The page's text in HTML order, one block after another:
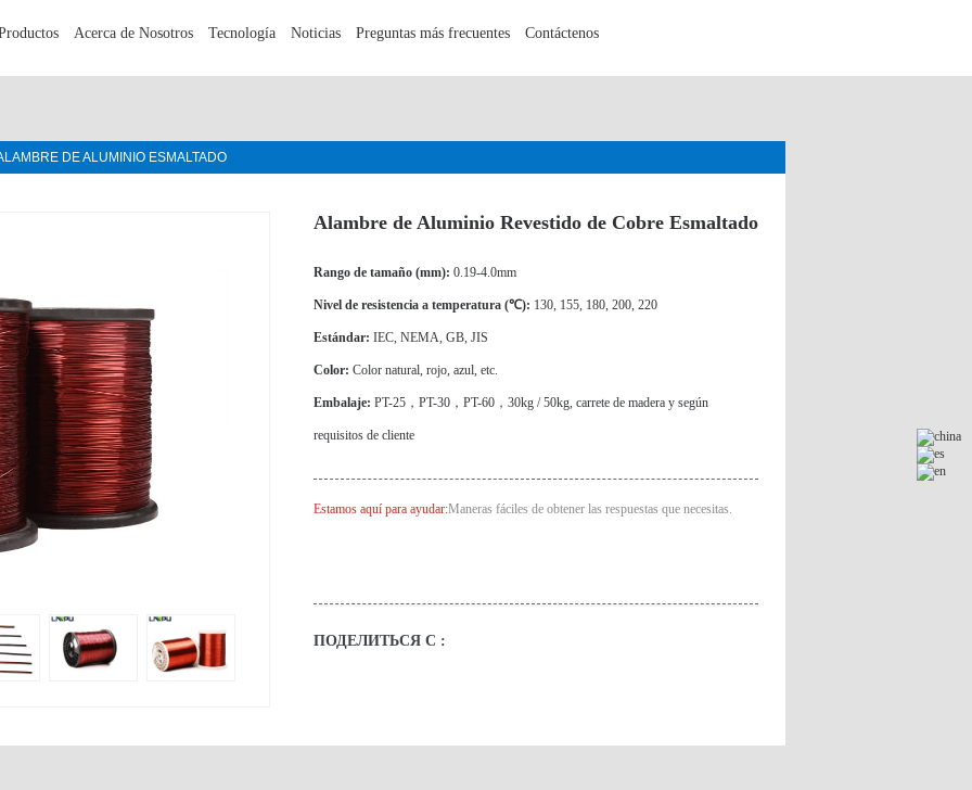
Acerca de Nosotros Tecnología Noticias Preguntas más frecuentes Contáctenos
DE ALUMINIO ESMALTADO
Alambre de Aluminio Revestido de Cobre Esmaltado
Rango de tamaño (mm): 0.19-4.0mm
Nivel de resistencia a temperatura (℃): 130, 155, 180, 200, 220
Estándar: IEC, NEMA, GB, JIS
Color: Color natural, rojo, azul, etc.
Embalaje: PT-25，PT-30，PT-60，30kg / 50kg, carrete de madera y según
requisitos de cliente
Estamos aquí para ayudar:Maneras fáciles de obtener las respuestas que necesitas.
ПОДЕЛИТЬСЯ С :